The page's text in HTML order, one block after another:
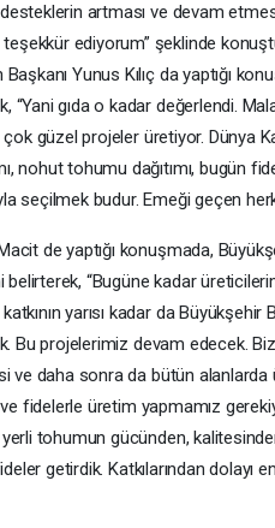
artması ve devam
ediyorum” şeklinde
Yunus Kılıç da yaptığı
“Yani gıda o kadar değerlendi.
güzel projeler üretiyor. Dünya
nohut tohumu dağıtımı, bugün
seçilmek budur. Emeği geçen
de yaptığı konuşmada,
“Bugüne kadar
katkının yarısı kadar da
Bu projelerimiz devam edecek.
ve daha sonra da bütün alanlarda
fidelerle üretim yapmamız
tohumun gücünden,
getirdik. Katkılarından dolayı